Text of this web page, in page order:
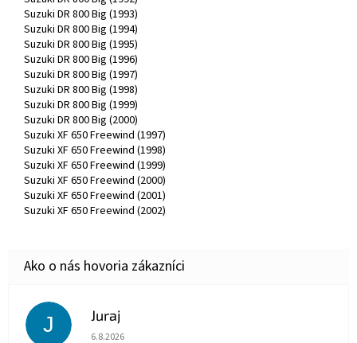
Suzuki DR 800 Big (1993)
Suzuki DR 800 Big (1994)
Suzuki DR 800 Big (1995)
Suzuki DR 800 Big (1996)
Suzuki DR 800 Big (1997)
Suzuki DR 800 Big (1998)
Suzuki DR 800 Big (1999)
Suzuki DR 800 Big (2000)
Suzuki XF 650 Freewind (1997)
Suzuki XF 650 Freewind (1998)
Suzuki XF 650 Freewind (1999)
Suzuki XF 650 Freewind (2000)
Suzuki XF 650 Freewind (2001)
Suzuki XF 650 Freewind (2002)
J Juraj
Hodnotenie obchodu je 5 z 5 hviezdičiek.
6.8.2026